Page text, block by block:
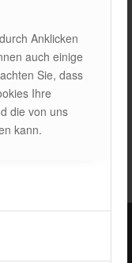
Anklicken
auch einige
Sie, dass
Ihre
die von uns
kann.
erleiden.
der